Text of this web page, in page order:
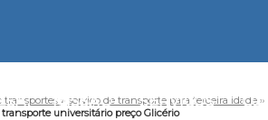
MISSÃO SERVIÇOS
transportes » serviço de transporte para terceira idade »
transporte universitário preço Glicério